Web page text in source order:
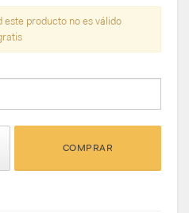
este producto no es válido
COMPRAR